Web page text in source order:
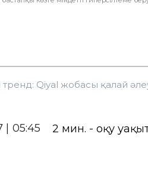
Qiyal жобасы қалай
| 05:45 2 мин. - оқу